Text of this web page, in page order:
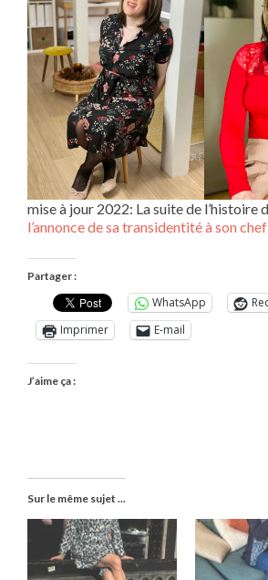
mise à jour 2022: La suite de l’histoire
l’annonce de sa transidentité à son
Partager :
WhatsApp
Imprimer
E-mail
J’aime ça :
Sur le même sujet ...